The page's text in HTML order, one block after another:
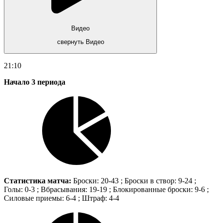
Видео
свернуть Видео
21:10
Начало 3 периода
Статистика матча: Броски: 20-43 ; Броски в створ: 9-24 ;
Голы: 0-3 ; Вбрасывания: 19-19 ; Блокированные броски: 9-6 ;
Силовые приемы: 6-4 ; Штраф: 4-4